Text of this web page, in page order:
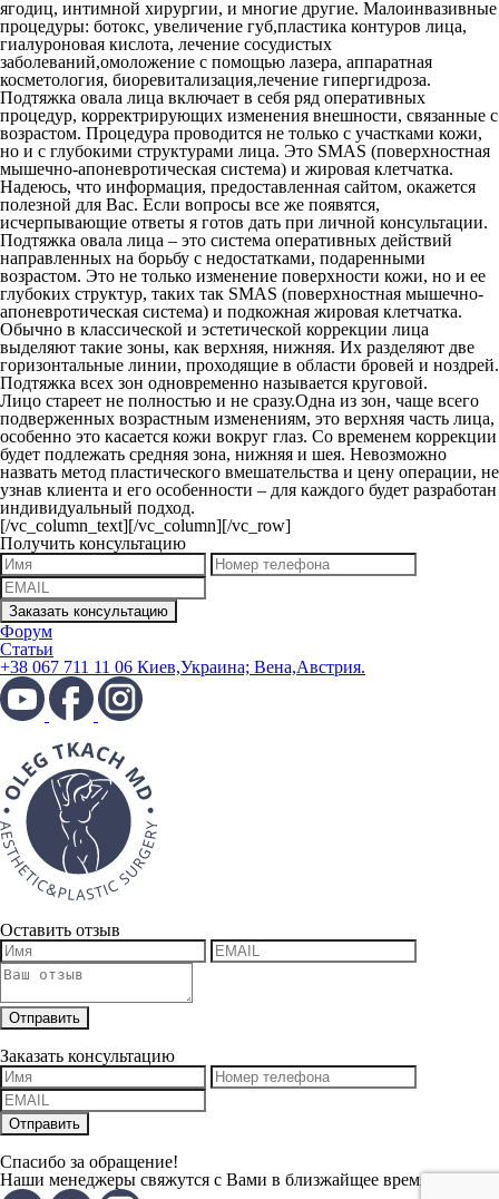
ягодиц, интимной хирургии, и многие другие. Малоинвазивные
процедуры: ботокс, увеличение губ,пластика контуров лица,
гиалуроновая кислота, лечение сосудистых
заболеваний,омоложение с помощью лазера, аппаратная
косметология, биоревитализация,лечение гипергидроза.
Подтяжка овала лица включает в себя ряд оперативных
процедур, корректрирующих изменения внешности, связанные с
возрастом. Процедура проводится не только с участками кожи,
но и с глубокими структурами лица. Это SMAS (поверхностная
мышечно-апоневротическая система) и жировая клетчатка.
Надеюсь, что информация, предоставленная сайтом, окажется
полезной для Вас. Если вопросы все же появятся,
исчерпывающие ответы я готов дать при личной консультации.
Подтяжка овала лица – это система оперативных действий
направленных на борьбу с недостатками, подаренными
возрастом. Это не только изменение поверхности кожи, но и ее
глубоких структур, таких так SMAS (поверхностная мышечно-
апоневротическая система) и подкожная жировая клетчатка.
Обычно в классической и эстетической коррекции лица
выделяют такие зоны, как верхняя, нижняя. Их разделяют две
горизонтальные линии, проходящие в области бровей и ноздрей.
Подтяжка всех зон одновременно называется круговой.
Лицо стареет не полностью и не сразу.Одна из зон, чаще всего
подверженных возрастным изменениям, это верхняя часть лица,
особенно это касается кожи вокруг глаз. Со временем коррекции
будет подлежать средняя зона, нижняя и шея. Невозможно
назвать метод пластического вмешательства и цену операции, не
узнав клиента и его особенности – для каждого будет разработан
индивидуальный подход.
[/vc_column_text][/vc_column][/vc_row]
Получить консультацию
Форум
Статьи
+38 067 711 11 06 Киев,Украина; Вена,Австрия.
Оставить отзыв
Заказать консультацию
Спасибо за обращение!
Наши менеджеры свяжутся с Вами в близжайщее время.